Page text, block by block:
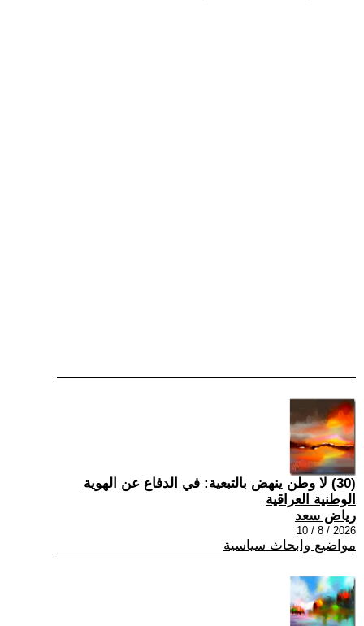
(30) لا وطن ينهض بالتبعية: في الدفاع عن الهوية
الوطنية العراقية
رياض سعد
2026 / 8 / 10
مواضيع وابحاث سياسية